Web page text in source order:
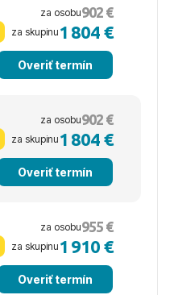
za osobu902 €
za skupinu 1 804 €
Overiť termín
za osobu902 €
za skupinu 1 804 €
Overiť termín
za osobu955 €
za skupinu 1 910 €
Overiť termín